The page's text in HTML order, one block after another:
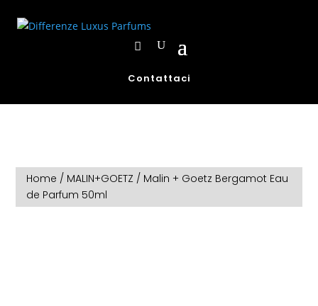
Contattaci
Home / MALIN+GOETZ / Malin + Goetz Bergamot Eau
de Parfum 50ml